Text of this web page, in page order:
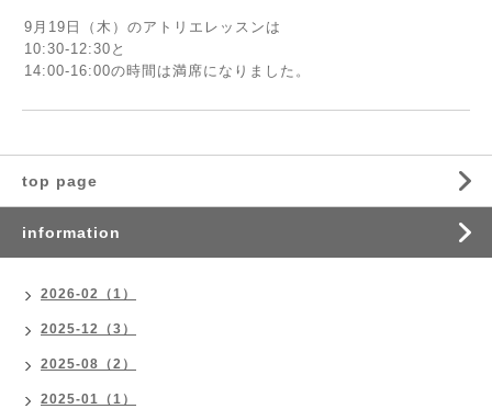
9月19日（木）のアトリエレッスンは
10:30-12:30と
14:00-16:00の時間は満席になりました。
top page
information
2026-02（1）
2025-12（3）
2025-08（2）
2025-01（1）